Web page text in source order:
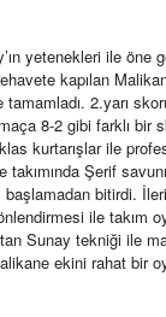
yetenekleri ile öne
kapılan
tamamladı. 2.yarı
8-2 gibi farklı bir
kurtarışlar ile
Şerif
başlamadan bitirdi.
ile takım
Sunay tekniği ile
ekini rahat bir